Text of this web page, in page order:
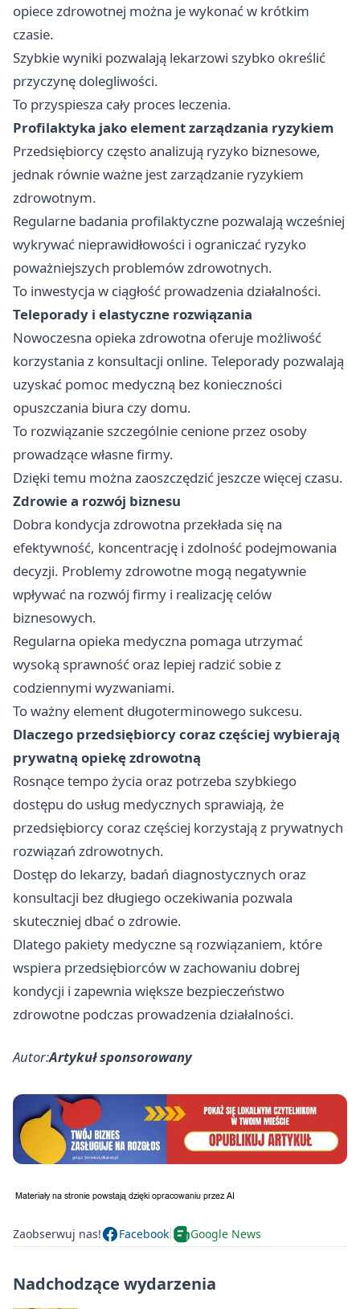
opiece zdrowotnej można je wykonać w krótkim
czasie.
Szybkie wyniki pozwalają lekarzowi szybko określić
przyczynę dolegliwości.
To przyspiesza cały proces leczenia.
Profilaktyka jako element zarządzania ryzykiem
Przedsiębiorcy często analizują ryzyko biznesowe,
jednak równie ważne jest zarządzanie ryzykiem
zdrowotnym.
Regularne badania profilaktyczne pozwalają wcześniej
wykrywać nieprawidłowości i ograniczać ryzyko
poważniejszych problemów zdrowotnych.
To inwestycja w ciągłość prowadzenia działalności.
Teleporady i elastyczne rozwiązania
Nowoczesna opieka zdrowotna oferuje możliwość
korzystania z konsultacji online. Teleporady pozwalają
uzyskać pomoc medyczną bez konieczności
opuszczania biura czy domu.
To rozwiązanie szczególnie cenione przez osoby
prowadzące własne firmy.
Dzięki temu można zaoszczędzić jeszcze więcej czasu.
Zdrowie a rozwój biznesu
Dobra kondycja zdrowotna przekłada się na
efektywność, koncentrację i zdolność podejmowania
decyzji. Problemy zdrowotne mogą negatywnie
wpływać na rozwój firmy i realizację celów
biznesowych.
Regularna opieka medyczna pomaga utrzymać
wysoką sprawność oraz lepiej radzić sobie z
codziennymi wyzwaniami.
To ważny element długoterminowego sukcesu.
Dlaczego przedsiębiorcy coraz częściej wybierają
prywatną opiekę zdrowotną
Rosnące tempo życia oraz potrzeba szybkiego
dostępu do usług medycznych sprawiają, że
przedsiębiorcy coraz częściej korzystają z prywatnych
rozwiązań zdrowotnych.
Dostęp do lekarzy, badań diagnostycznych oraz
konsultacji bez długiego oczekiwania pozwala
skuteczniej dbać o zdrowie.
Dlatego pakiety medyczne są rozwiązaniem, które
wspiera przedsiębiorców w zachowaniu dobrej
kondycji i zapewnia większe bezpieczeństwo
zdrowotne podczas prowadzenia działalności.
Autor:Artykuł sponsorowany
Zaobserwuj nas! Facebook Google News
Nadchodzące wydarzenia